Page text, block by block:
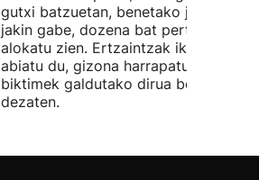
gutxi batzuetan, benetako jabeak
jakin gabe, dozena bat pertsonari
alokatu zien. Ertzaintzak ikerketa
abiatu du, gizona harrapatu eta
biktimek galdutako dirua berreskura
dezaten.